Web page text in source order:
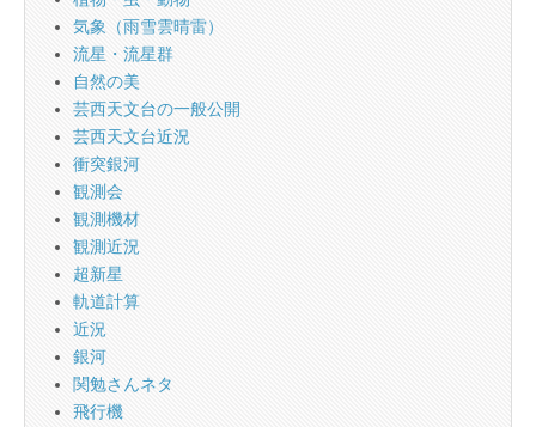
気象（雨雪雲晴雷）
流星・流星群
自然の美
芸西天文台の一般公開
芸西天文台近況
衝突銀河
観測会
観測機材
観測近況
超新星
軌道計算
近況
銀河
関勉さんネタ
飛行機